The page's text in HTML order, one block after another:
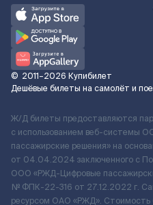
© 2011–2026 Купибилет
Дешёвые билеты на самолёт и
Ж/Д билеты предоставляются
с использованием веб-системы
пассажирские решения» на
от 04.04.2024 заключенного с
ООО «РЖД-Цифровые
№ ФПК-22-316 от 27.12.2022 г.
ресурсом ОАО «РЖД». Стоимость